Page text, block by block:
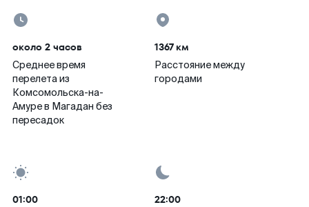
около 2 часов
Среднее время
перелета из
Комсомольска-на-
Амуре в Магадан без
пересадок
1367 км
Расстояние между
городами
01:00 22:00